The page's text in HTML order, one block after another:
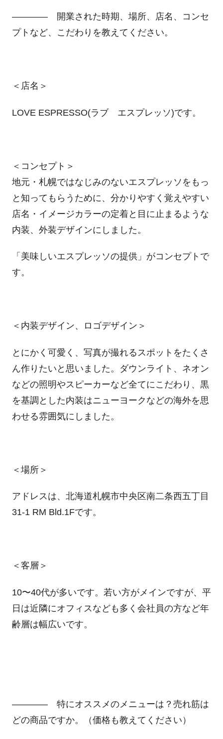
―――― 開業された時期、場所、店名、コンセ
プトなど、こだわりを教えてください。
＜店名＞
LOVE ESPRESSO(ラブ エスプレッソ)です。
＜コンセプト＞
地元・札幌ではなじみのないエスプレッソをもっ
と知ってもらうために、分かりやすく覚えやすい
店名・イメージカラーの定着と目に止まるような
内装、外装デザインにしました。
「美味しいエスプレッソの提供」がコンセプトで
す。
＜内装デザイン、ロゴデザイン＞
とにかく可愛く、写真が撮れるスポットをたくさ
ん作りたいと思いました。ダウンライト、ネオン
などの照明やスピーカーなど全てにこだわり、黒
を基調とした内装はニューヨークなどの海外を思
わせる雰囲気にしました。
＜場所＞
アドレスは、北海道札幌市中央区南二条西五丁目
31-1 RM Bld.1Fです。
＜客層＞
10〜40代が多いです。若い方がメインですが、平
日は近隣にオフィスなども多く会社員の方など年
齢層は幅広いです。
―――― 特にオススメのメニューは？売れ筋は
どの商品ですか。（価格も教えてください）